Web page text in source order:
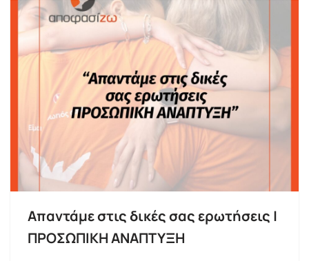
Απαντάμε στις δικές σας ερωτήσεις |
ΠΡΟΣΩΠΙΚΗ ΑΝΑΠΤΥΞΗ